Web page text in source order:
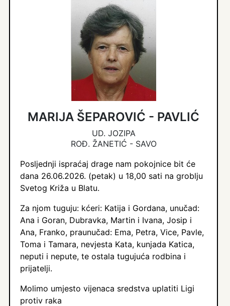
MARIJA ŠEPAROVIĆ - PAVLIĆ
UD. JOZIPA
ROĐ. ŽANETIĆ - SAVO
Posljednji ispraćaj drage nam pokojnice bit će
dana 26.06.2026. (petak) u 18,00 sati na groblju
Svetog Križa u Blatu.
Za njom tuguju: kćeri: Katija i Gordana, unučad:
Ana i Goran, Dubravka, Martin i Ivana, Josip i
Ana, Franko, praunučad: Ema, Petra, Vice, Pavle,
Toma i Tamara, nevjesta Kata, kunjada Katica,
neputi i nepute, te ostala tugujuća rodbina i
prijatelji.
Molimo umjesto vijenaca sredstva uplatiti Ligi
protiv raka